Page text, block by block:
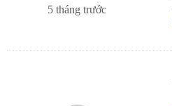
5 tháng trước